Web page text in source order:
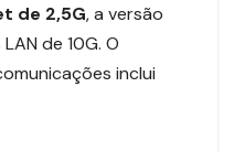
de 2,5G, a versão
de 10G. O
inclui